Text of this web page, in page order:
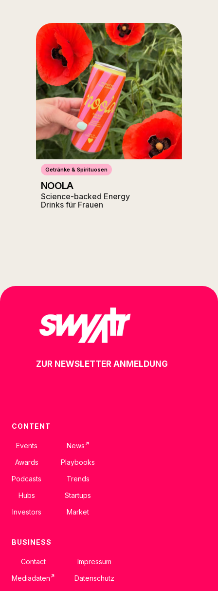
Getränke & Spirituosen
NOOLA
Science-backed Energy
Drinks für Frauen
ZUR NEWSLETTER ANMELDUNG
CONTENT
Events
Awards
Podcasts
Hubs
Investors
News ↗
Playbooks
Trends
Startups
Market
BUSINESS
Contact
Mediadaten ↗
Impressum
Datenschutz